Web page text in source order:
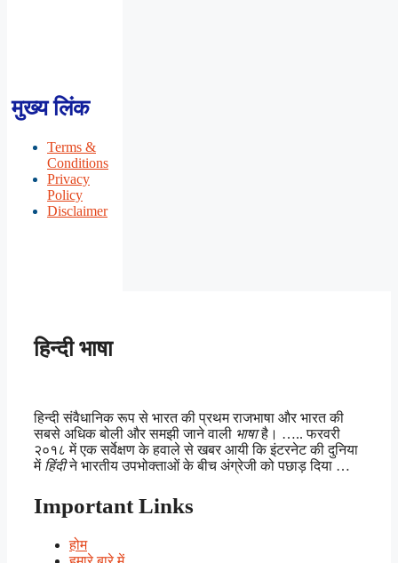
मुख्य लिंक
Terms &
Conditions
Privacy
Policy
Disclaimer
हिन्दी भाषा
हिन्दी संवैधानिक रूप से भारत की प्रथम राजभाषा और भारत की
सबसे अधिक बोली और समझी जाने वाली भाषाहै। ….. फरवरी
२०१८ में एक सर्वेक्षण के हवाले से खबर आयी कि इंटरनेट की दुनिया
में हिंदीने भारतीय उपभोक्ताओं के बीच अंग्रेजी को पछाड़ दिया …
Important Links
होम